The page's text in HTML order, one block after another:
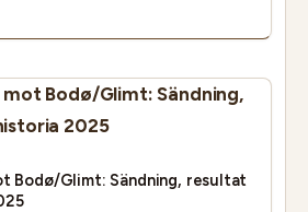
Bodø/Glimt: Sändning, resultat